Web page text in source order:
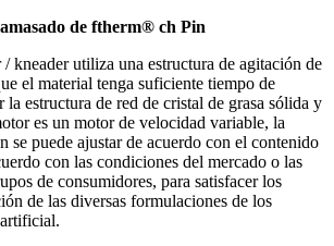
de ftherm® ch Pin
kneader utiliza una estructura de agitación de
el material tenga suficiente tiempo de
la estructura de red de cristal de grasa sólida y
es un motor de velocidad variable, la
se puede ajustar de acuerdo con el contenido
con las condiciones del mercado o las
de consumidores, para satisfacer los
de las diversas formulaciones de los